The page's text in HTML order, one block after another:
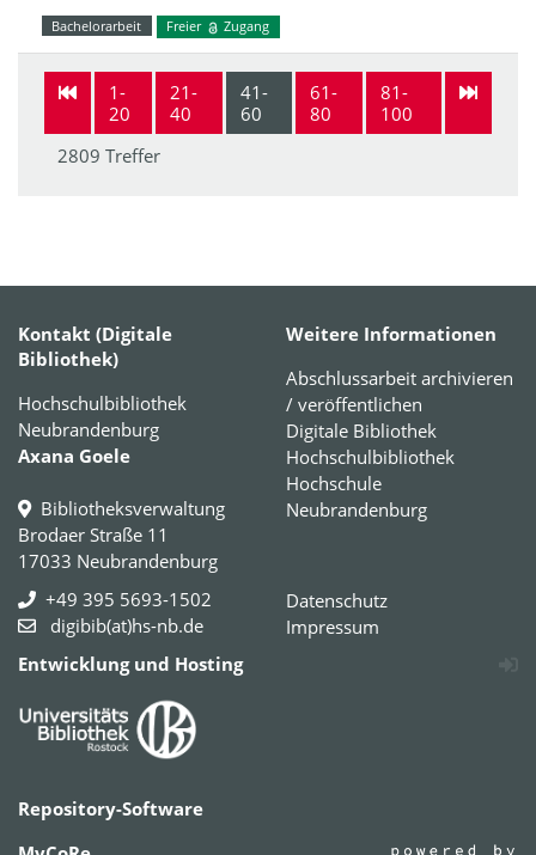
Bachelorarbeit Freier Zugang
1-
20
21-
40
41-
60
61-
80
81-
100
2809 Treffer
Kontakt (Digitale
Bibliothek)
Hochschulbibliothek
Neubrandenburg
Axana Goele
Bibliotheksverwaltung
Brodaer Straße 11
17033 Neubrandenburg
+49 395 5693-1502
digibib(at)hs-nb.de
Weitere Informationen
Abschlussarbeit archivieren
/ veröffentlichen
Digitale Bibliothek
Hochschulbibliothek
Hochschule
Neubrandenburg
Datenschutz
Impressum
Entwicklung und Hosting
Repository-Software